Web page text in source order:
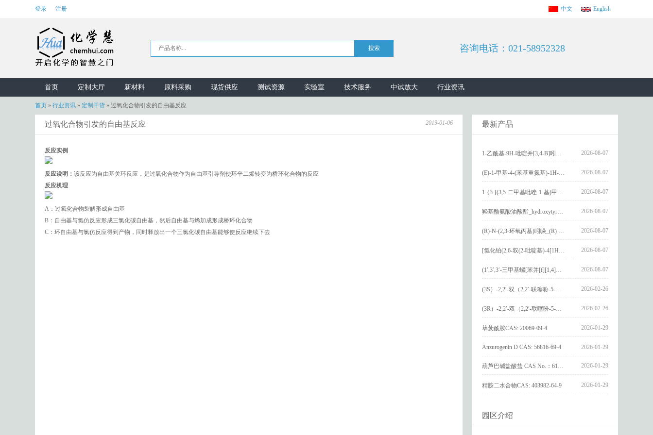
登录 注册 中文 English
咨询电话：021-58952328
首页 定制大厅 新材料 原料采购 现货供应 测试资源 实验室 技术服务 中试放大 行业资讯
首页 » 行业资讯 » 定制干货 » 过氧化合物引发的自由基反应
过氧化合物引发的自由基反应 2019-01-06
反应实例
反应说明： 该反应为自由基关环反应，是过氧化合物作为自由基引导剂使环辛二烯转变为桥环化合物的反应
反应机理
A：过氧化合物裂解形成自由基
B：自由基与氯仿反应形成三氯化碳自由基，然后自由基与烯加成形成桥环化合物
C：环自由基与氯仿反应得到产物，同时释放出一个三氯化碳自由基能够使反应继续下去
最新产品
2026-08-07
2026-08-07
2026-08-07
2026-08-07
2026-08-07
2026-08-07
2026-08-07
2026-02-26
2026-02-26
荜茇酰胺CAS: 20069-09-4 2026-01-29
Anzurogenin D CAS: 56816-69-4 2026-01-29
2026-01-29
精胺二水合物CAS: 403982-64-9 2026-01-29
园区介绍